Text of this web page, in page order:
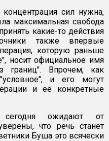
концентрация сил нужна,
максимальная свобода
какие-то действия
также впервые
которую раньше
носит официальное имя
границ". Впрочем, как
и его могут
и ее конкретные
сегодня ожидают от
что речь станет
Буша это всячески